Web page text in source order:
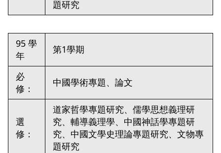
題研究
95 學
年
第1學期
必
修：
中國學術專題、論文
選
修：
道家哲學專題研究、儒學思想義理研
究、輔導義理學、中國神話學專題研
究、中國文學史理論專題研究、文物專
題研究